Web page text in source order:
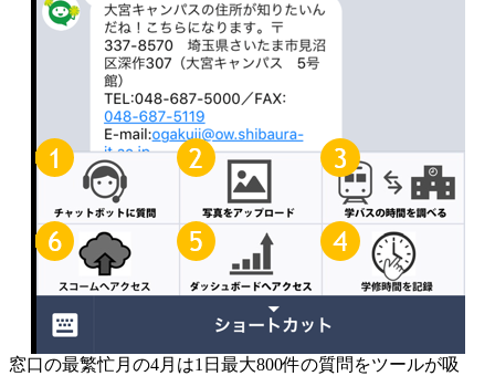
窓口の最繁忙月の4月は1日最大800件の質問をツールが吸